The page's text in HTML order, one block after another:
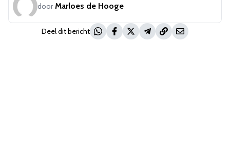
door Marloes de Hooge
Deel dit bericht